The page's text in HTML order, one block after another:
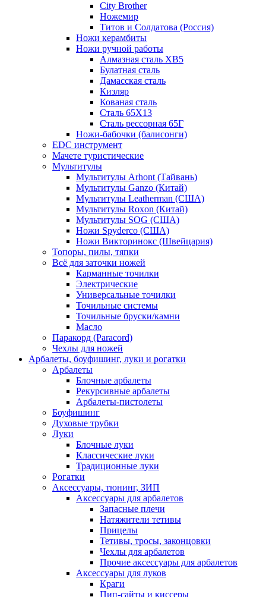
City Brother
Ножемир
Титов и Солдатова (Россия)
Ножи керамбиты
Ножи ручной работы
Алмазная сталь ХВ5
Булатная сталь
Дамасская сталь
Кизляр
Кованая сталь
Сталь 65Х13
Сталь рессорная 65Г
Ножи-бабочки (балисонги)
EDC инструмент
Мачете туристические
Мультитулы
Мультитулы Arhont (Тайвань)
Мультитулы Ganzo (Китай)
Мультитулы Leatherman (США)
Мультитулы Roxon (Китай)
Мультитулы SOG (США)
Ножи Spyderco (США)
Ножи Викторинокс (Швейцария)
Топоры, пилы, тяпки
Всё для заточки ножей
Карманные точилки
Электрические
Универсальные точилки
Точильные системы
Точильные бруски/камни
Масло
Паракорд (Paracord)
Чехлы для ножей
Арбалеты, боуфишинг, луки и рогатки
Арбалеты
Блочные арбалеты
Рекурсивные арбалеты
Арбалеты-пистолеты
Боуфишинг
Духовые трубки
Луки
Блочные луки
Классические луки
Традиционные луки
Рогатки
Аксессуары, тюнинг, ЗИП
Аксессуары для арбалетов
Запасные плечи
Натяжители тетивы
Прицелы
Тетивы, тросы, законцовки
Чехлы для арбалетов
Прочие аксессуары для арбалетов
Аксессуары для луков
Краги
Пип-сайты и киссеры